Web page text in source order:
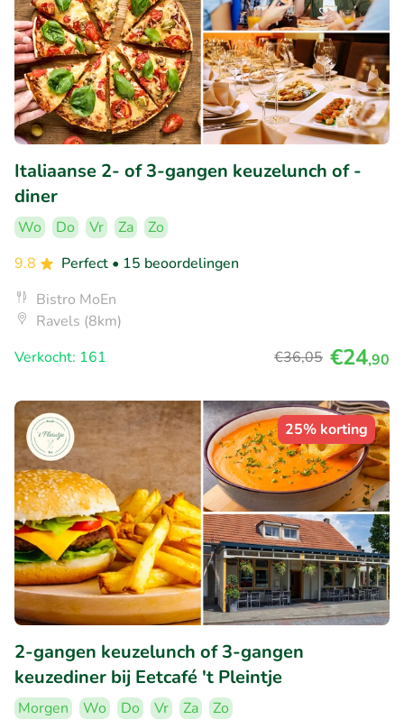
Italiaanse 2- of 3-gangen keuzelunch of -
diner
Wo Do Vr Za
Zo
9.8
Perfect • 15 beoordelingen
Bistro MoEn
Ravels (8km)
Verkocht: 161
€36,05 €24,90
25% korting
2-gangen keuzelunch of 3-gangen
keuzediner bij Eetcafé 't Pleintje
Morgen Wo Do Vr Za
Zo